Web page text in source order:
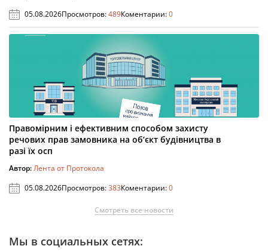
05.08.2026Просмотров:489Коментарии:0
Правомірним і ефективним способом захисту
речових прав замовника на об’єкт будівництва в
разі їх осп
Автор:Лента от Протокола
05.08.2026Просмотров:383Коментарии:0
Смотреть все новости
Мы в социальных сетях: